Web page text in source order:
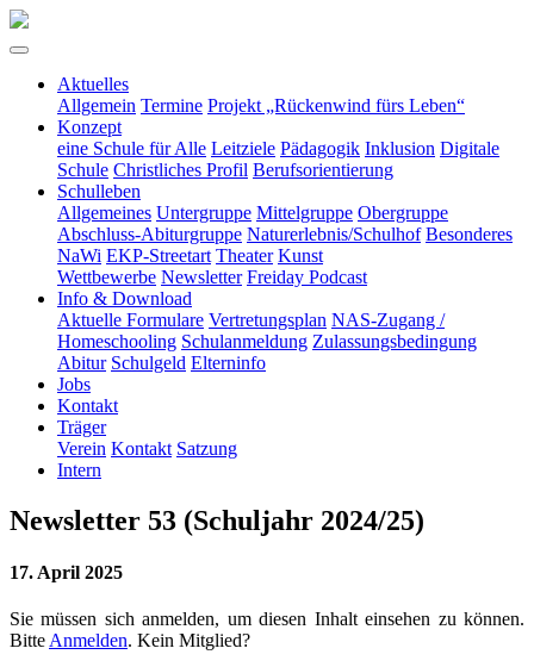
Aktuelles
Allgemein Termine Projekt „Rückenwind fürs Leben“
Konzept
eine Schule für Alle Leitziele Pädagogik Inklusion Digitale
Schule Christliches Profil Berufsorientierung
Schulleben
Allgemeines Untergruppe Mittelgruppe Obergruppe
Abschluss-Abiturgruppe Naturerlebnis/Schulhof Besonderes
NaWi EKP-Streetart Theater Kunst
Wettbewerbe Newsletter Freiday Podcast
Info & Download
Aktuelle Formulare Vertretungsplan NAS-Zugang /
Homeschooling Schulanmeldung Zulassungsbedingung
Abitur Schulgeld Elterninfo
Jobs
Kontakt
Träger
Verein Kontakt Satzung
Intern
Newsletter 53 (Schuljahr 2024/25)
17. April 2025
Sie müssen sich anmelden, um diesen Inhalt einsehen zu können.
BitteAnmelden. Kein Mitglied?